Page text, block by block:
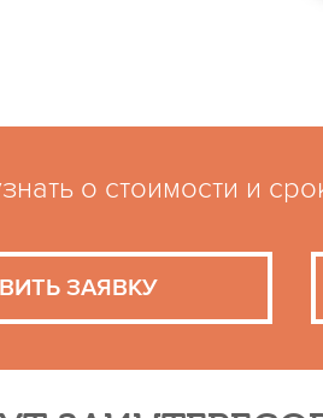
о стоимости и
ЗАЯВКУ